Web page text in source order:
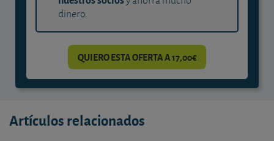
dinero.
QUIERO ESTA OFERTA A 17,00€
Artículos relacionados